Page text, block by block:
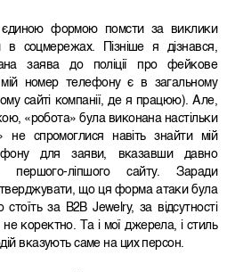
єдиною формою помсти за виклики
соцмережах. Пізніше я дізнався,
заява до поліції про фейкове
номер телефону є в загальному
сайті компанії, де я працюю). Але,
«робота» була виконана настільки
не спромоглися навіть знайти мій
для заяви, вказавши давно
першого-ліпшого сайту. Заради
що ця форма атаки була
за B2B Jewelry, за відсутності
не коректно. Та і мої джерела, і стиль
вказують саме на цих персон.